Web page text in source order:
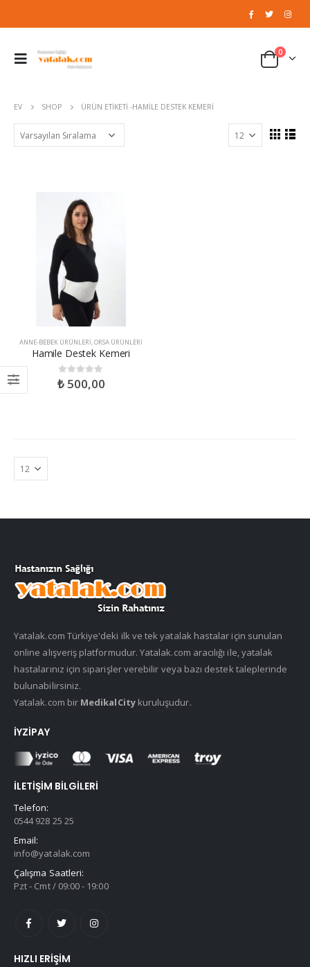
0
EV SHOP ÜRÜN ETIKETI -HAMILE DESTEK KEMERI
ANNE-BEBEK ÜRÜNLERI,ORSA ÜRÜNLERI
Hamile Destek Kemeri
0 out of 5
₺500,00
Yatalak.com Türkiye'deki ilk ve tek yatalak hastalar için sunulan
online alışveriş platformudur. Yatalak.com aracılığı ile, yatalak
hastalarınız için siparişler verebilir veya bazı destek taleplerinde
bulunabilirsiniz.
Yatalak.com bir MedikalCitykuruluşudur.
İYZIPAY
İLETIŞIM BILGILERI
Telefon:
0544 928 25 25
Email:
info@yatalak.com
Çalışma Saatleri:
Pzt - Cmt / 09:00 - 19:00
HIZLI ERIŞIM